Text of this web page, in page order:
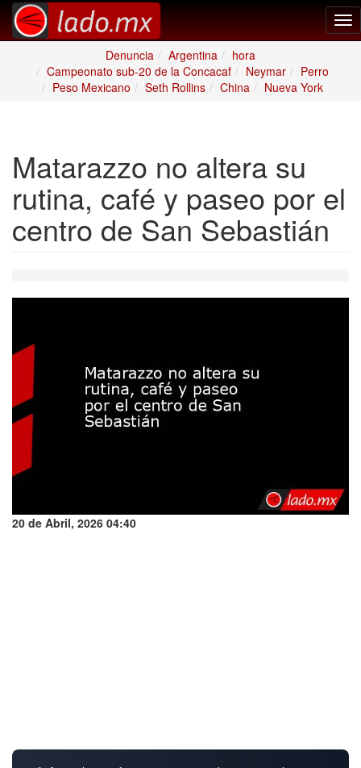
Denuncia
Argentina
hora
Campeonato sub-20 de la Concacaf
Neymar
Perro
Peso Mexicano
Seth Rollins China Nueva York
Matarazzo no altera su
rutina, café y paseo por el
centro de San Sebastián
20 de Abril, 2026 04:40